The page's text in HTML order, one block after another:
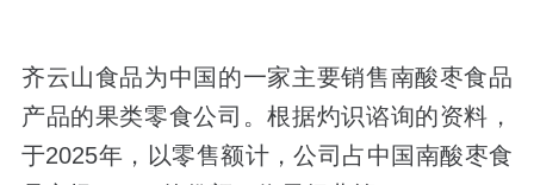
齐云山食品为中国的一家主要销售南酸枣食品
产品的果类零食公司。根据灼识谘询的资料，
于2025年，以零售额计，公司占中国南酸枣食